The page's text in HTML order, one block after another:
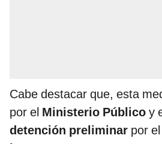
Cabe destacar que, esta
por el Ministerio Público y
detención preliminar por